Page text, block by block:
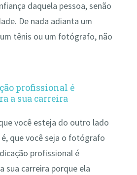
daquela pessoa, senão
De nada adianta um
tênis ou um fotógrafo, não
profissional é
a sua carreira
você esteja do outro lado
que você seja o fotógrafo
profissional é
sua carreira porque ela